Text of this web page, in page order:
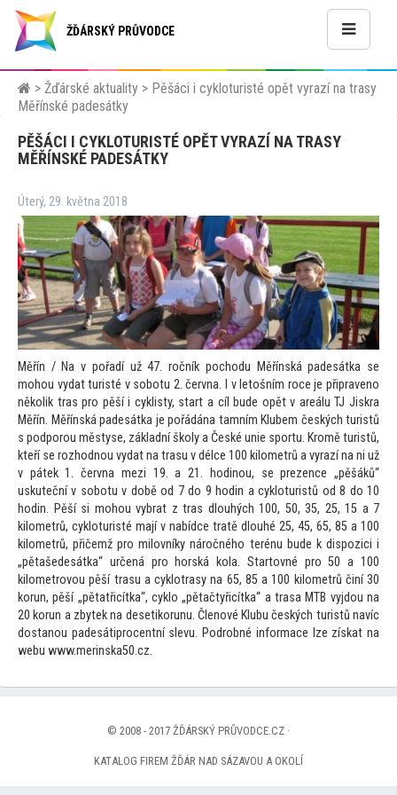
ŽĎÁRSKÝ PRŮVODCE
> Žďárské aktuality > Pěšáci i cykloturisté opět vyrazí na trasy
Měřínské padesátky
PĚŠÁCI I CYKLOTURISTÉ OPĚT VYRAZÍ NA TRASY
MĚŘÍNSKÉ PADESÁTKY
Úterý, 29. května 2018
Měřín / Na v pořadí už 47. ročník pochodu Měřínská padesátka se
mohou vydat turisté v sobotu 2. června. I v letošním roce je připraveno
několik tras pro pěší i cyklisty, start a cíl bude opět v areálu TJ Jiskra
Měřín. Měřínská padesátka je pořádána tamním Klubem českých turistů
s podporou městyse, základní školy a České unie sportu. Kromě turistů,
kteří se rozhodnou vydat na trasu v délce 100 kilometrů a vyrazí na ni už
v pátek 1. června mezi 19. a 21. hodinou, se prezence „pěšáků“
uskuteční v sobotu v době od 7 do 9 hodin a cykloturistů od 8 do 10
hodin. Pěší si mohou vybrat z tras dlouhých 100, 50, 35, 25, 15 a 7
kilometrů, cykloturisté mají v nabídce tratě dlouhé 25, 45, 65, 85 a 100
kilometrů, přičemž pro milovníky náročného terénu bude k dispozici i
„pětašedesátka“ určená pro horská kola. Startovné pro 50 a 100
kilometrovou pěší trasu a cyklotrasy na 65, 85 a 100 kilometrů činí 30
korun, pěší „pětatřicítka“, cyklo „pětačtyřicítka“ a trasa MTB vyjdou na
20 korun a zbytek na desetikorunu. Členové Klubu českých turistů navíc
dostanou padesátiprocentní slevu. Podrobné informace lze získat na
webu www.merinska50.cz.
© 2008 - 2017 ŽĎÁRSKÝ PRŮVODCE.CZ ·
KATALOG FIREM ŽĎÁR NAD SÁZAVOU A OKOLÍ